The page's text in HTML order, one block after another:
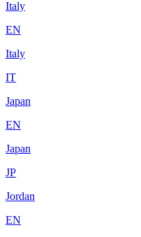
Italy
EN
Italy
IT
Japan
EN
Japan
JP
Jordan
EN